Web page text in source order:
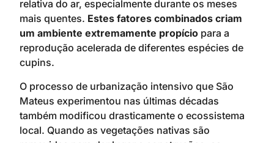
relativa do ar, especialmente durante os meses
mais quentes. Estes fatores combinados criam
um ambiente extremamente propício para a
reprodução acelerada de diferentes espécies de
cupins.
O processo de urbanização intensivo que São
Mateus experimentou nas últimas décadas
também modificou drasticamente o ecossistema
local. Quando as vegetações nativas são